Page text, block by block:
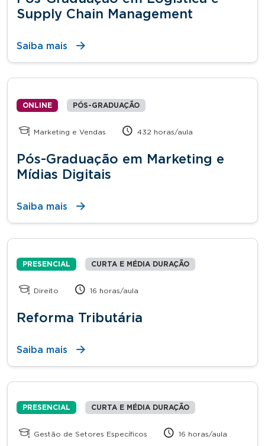
Supply Chain Management
Saiba mais
ONLINE PÓS-GRADUAÇÃO
Marketing e Vendas 432 horas/aula
Pós-Graduação em Marketing e
Mídias Digitais
Saiba mais
PRESENCIAL CURTA E MÉDIA DURAÇÃO
Direito 16 horas/aula
Reforma Tributária
Saiba mais
PRESENCIAL CURTA E MÉDIA DURAÇÃO
Gestão de Setores Específicos 16 horas/aula